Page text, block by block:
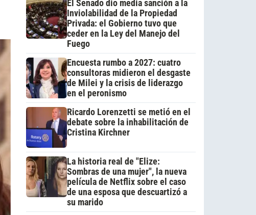
El Senado dio media sanción a la
Inviolabilidad de la Propiedad
Privada: el Gobierno tuvo que
ceder en la Ley del Manejo del
Fuego
Encuesta rumbo a 2027: cuatro
consultoras midieron el desgaste
de Milei y la crisis de liderazgo
en el peronismo
Ricardo Lorenzetti se metió en el
debate sobre la inhabilitación de
Cristina Kirchner
La historia real de "Elize:
Sombras de una mujer", la nueva
película de Netflix sobre el caso
de una esposa que descuartizó a
su marido